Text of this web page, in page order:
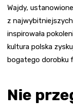
Wajdy,
z
inspirowała
kultura polska
bogatego dorobku
Nie